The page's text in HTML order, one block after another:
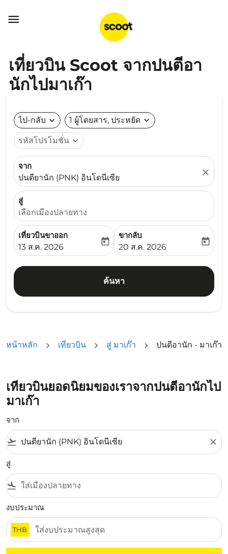

เที่ยวบิน Scoot จากปนตีอา
นักไปมาเก๊า
ไป-กลับ expand_more 1 ผู้โดยสาร, ประหยัด expand_more
รหัสโปรโมชั่น expand_more
จาก
ปนตียานัก (PNK) อินโดนีเซีย
close
สู่
เลือกเมืองปลายทาง
เที่ยวบินขาออก
fc-booking-departure-date-aria-label
13 ส.ค. 2026
today
ขากลับ
fc-booking-return-date-
20 ส.ค. 2026
today
ค้นหา
หน้าหลัก เที่ยวบิน สู่ มาเก๊า ปนตีอานัก - มาเก๊า
เที่ยวบินยอดนิยมของเราจากปนตีอานักไป
มาเก๊า
จาก
flight_takeoff close
สู่
flight_land
งบประมาณ
THB